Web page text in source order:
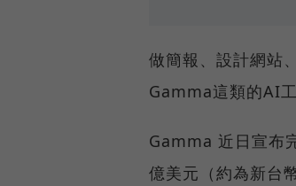
做簡報、設計網站
Gamma這類的AI
Gamma 近日宣布
億美元（約為新台